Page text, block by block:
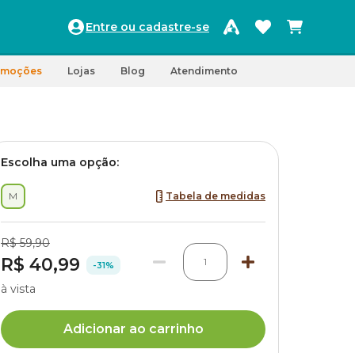
Entre ou cadastre-se
Lojas Blog Atendimento
Escolha uma opção:
M Tabela de medidas
R$ 59,90
R$ 40,99 -31% 1
à vista
Adicionar ao carrinho